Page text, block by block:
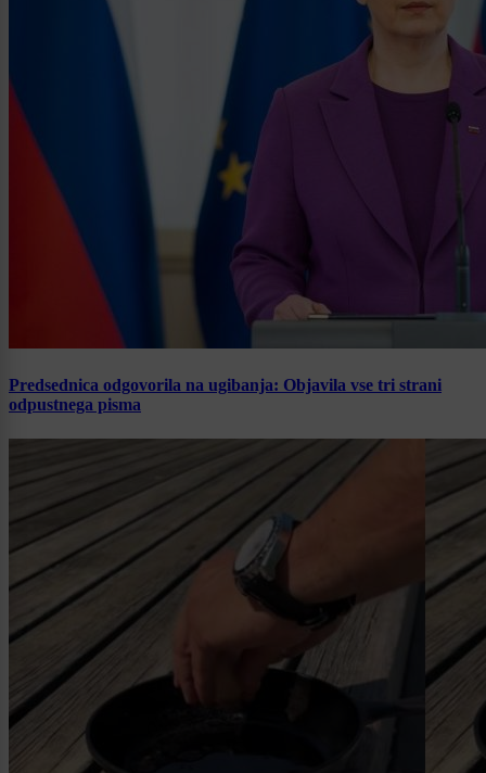
Predsednica odgovorila na ugibanja: Objavila vse tri strani
odpustnega pisma